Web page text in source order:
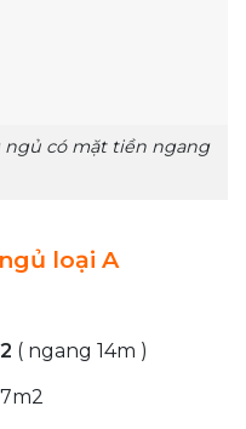
có mặt tiền ngang
loại A
( ngang 14m )